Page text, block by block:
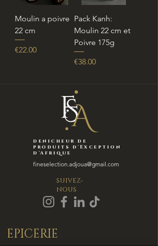
Moulin a poivre
22 cm
Price
€22.00
Pack Kanh:
Moulin 22 cm et
Poivre 175g
Price
€38.00
denicheur de
produits d'Exception
d'Afrique
fineselection.adjoua@gmail.com
SUIVEZ-
NOUS
EPICERIE